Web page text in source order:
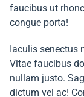
faucibus ut
congue porta!
Iaculis senectus
Vitae faucibus
nullam justo.
dictum vel ac!